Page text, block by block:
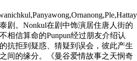
剧。Nonkul在剧中饰演居住唐人街的
相信算命的Punpun经过朋友介绍认
抗拒到疑惑、猜疑到误会，彼此产生
间的缘分。《曼谷爱情故事之天悯奇